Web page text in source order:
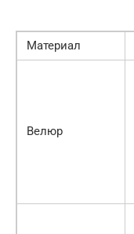
Материал
Велюр